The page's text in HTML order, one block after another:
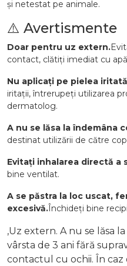
și netestat pe animale.
⚠️ Avertismente
Doar pentru uz extern.
contact, clătiți imediat cu
Nu aplicați pe pielea
iritații, întrerupeți utilizarea
dermatolog.
A nu se lăsa la îndemâna
destinat utilizării de către
Evitați inhalarea directă a
bine ventilat.
A se păstra la loc uscat,
excesivă.Închideți bine
,Uz extern. A nu se lăsa
vârsta de 3 ani fără
contactul cu ochii. În